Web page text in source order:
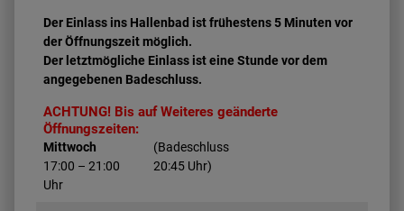
Der Einlass ins Hallenbad ist frühestens 5 Minuten vor
der Öffnungszeit möglich.
Der letztmögliche Einlass ist eine Stunde vor dem
angegebenen Badeschluss.
ACHTUNG! Bis auf Weiteres geänderte
Öffnungszeiten:
Mittwoch
17:00 – 21:00
Uhr
(Badeschluss
20:45 Uhr)